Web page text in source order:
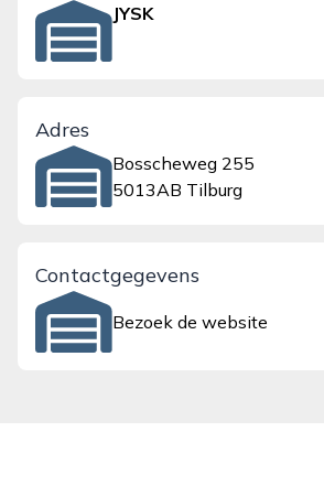
JYSK
Adres
Bosscheweg 255
5013AB Tilburg
Contactgegevens
Bezoek de website